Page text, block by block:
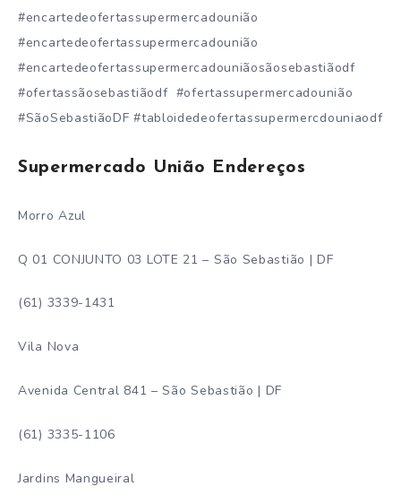
#encartedeofertassupermercadounião
#encartedeofertassupermercadounião
#encartedeofertassupermercadouniãosãosebastiãodf
#ofertassãosebastiãodf #ofertassupermercadounião
#SãoSebastiãoDF #tabloidedeofertassupermercdouniaodf
Supermercado União Endereços
Morro Azul
Q 01 CONJUNTO 03 LOTE 21 – São Sebastião | DF
(61) 3339-1431
Vila Nova
Avenida Central 841 – São Sebastião | DF
(61) 3335-1106
Jardins Mangueiral